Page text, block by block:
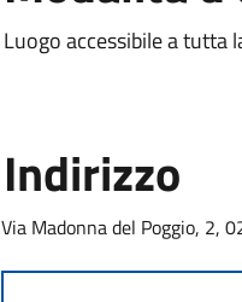
Luogo accessibile a tutta
Indirizzo
Via Madonna del Poggio, 2,